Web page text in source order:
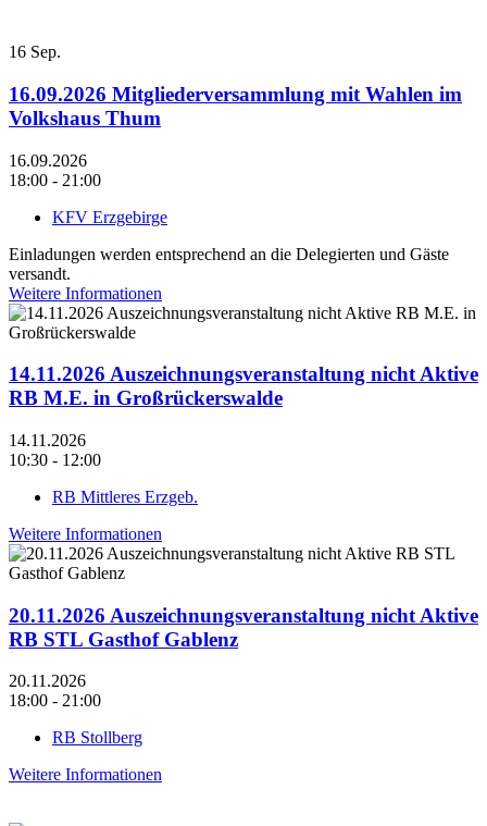
16 Sep.
16.09.2026 Mitgliederversammlung mit Wahlen im
Volkshaus Thum
16.09.2026
18:00 - 21:00
KFV Erzgebirge
Einladungen werden entsprechend an die Delegierten und Gäste
versandt.
Weitere Informationen
14.11.2026 Auszeichnungsveranstaltung nicht Aktive
RB M.E. in Großrückerswalde
14.11.2026
10:30 - 12:00
RB Mittleres Erzgeb.
Weitere Informationen
20.11.2026 Auszeichnungsveranstaltung nicht Aktive
RB STL Gasthof Gablenz
20.11.2026
18:00 - 21:00
RB Stollberg
Weitere Informationen